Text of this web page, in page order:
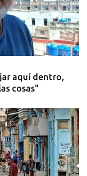
aquí dentro,
cosas"